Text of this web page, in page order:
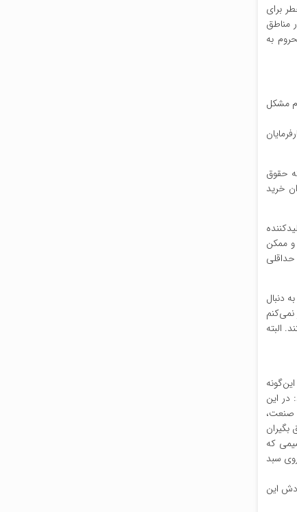
برای
مناطق
به
مشکل
کارفرمایان
حقوق
حقوق کارگر را روی ۱۵درصد ببندیم، توان خرید
ممکن
دنبال
دو سال قبل هم افزایش ۵۵درصد را پذیرفتند. البته
تا ۴۰درصدی هستند یا خیر، این‌گونه
در این
صنعت،
که
سبد
این